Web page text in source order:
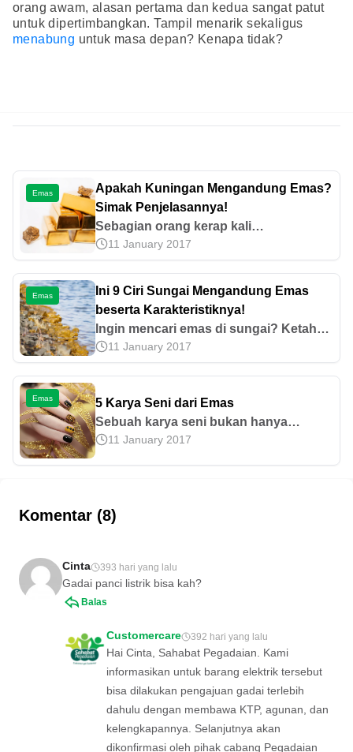
orang awam, alasan pertama dan kedua sangat patut
untuk dipertimbangkan. Tampil menarik sekaligus
menabung untuk masa depan? Kenapa tidak?
Emas
Apakah Kuningan Mengandung Emas?
Simak Penjelasannya!
Sebagian orang kerap kali
mempertanyakan apakah kuningan
mengandung emas karena visualnya
mirip. Temukan jawabannya di artikel
ini!
11 January 2017
Emas
Ini 9 Ciri Sungai Mengandung Emas
beserta Karakteristiknya!
Ingin mencari emas di sungai? Ketahui
ciri sungai mengandung emas,
karakteristik, dan faktor yang
secara mudah!
11 January 2017
Emas
5 Karya Seni dari Emas
Sebuah karya seni bukan hanya
sebatas goresan tinta pada kanvas
kolase sempurna membentuk sebuah
apa pun bentuknya, merupakan luapan
perasaan yang dipadu dengan
[&hellip;]
11 January 2017
Komentar (8)
Cinta 393 hari yang lalu
Gadai panci listrik bisa kah?
Balas
Customercare 392 hari yang lalu
Hai Cinta, Sahabat Pegadaian. Kami
informasikan untuk barang elektrik tersebut
bisa dilakukan pengajuan gadai terlebih
dahulu dengan membawa KTP, agunan, dan
kelengkapannya. Selanjutnya akan
dikonfirmasi oleh pihak cabang Pegadaian